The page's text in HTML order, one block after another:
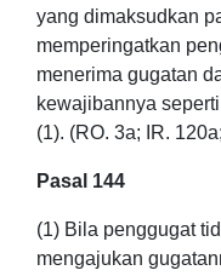
yang dimaksudkan
memperingatkan
menerima gugatan
kewajibannya
(1). (RO. 3a; IR.
Pasal 144
(1) Bila penggugat
mengajukan